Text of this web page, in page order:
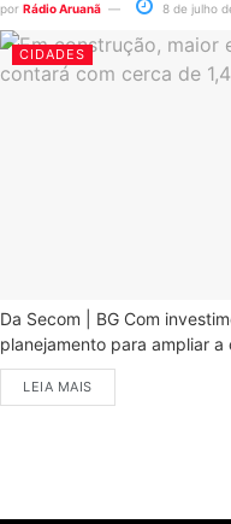
por Rádio Aruanã 8 de julho
CIDADES
Da Secom | BG Com
planejamento para ampliar
LEIA MAIS